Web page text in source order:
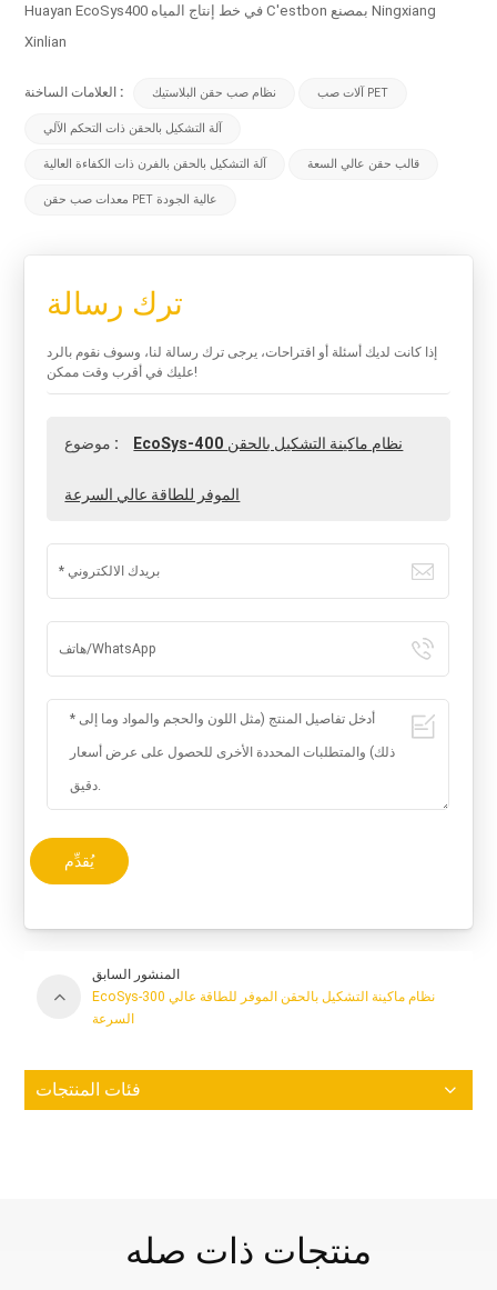
Huayan EcoSys400 في خط إنتاج المياه C'estbon بمصنع Ningxiang
Xinlian
العلامات الساخنة : نظام صب حقن البلاستيك آلات صب PET
آلة التشكيل بالحقن ذات التحكم الآلي
آلة التشكيل بالحقن بالفرن ذات الكفاءة العالية قالب حقن عالي السعة
معدات صب حقن PET عالية الجودة
ترك رسالة
إذا كانت لديك أسئلة أو اقتراحات، يرجى ترك رسالة لنا، وسوف نقوم بالرد
عليك في أقرب وقت ممكن!
موضوع : EcoSys-400 نظام ماكينة التشكيل بالحقن
الموفر للطاقة عالي السرعة
يُقدِّم
المنشور السابق
EcoSys-300 نظام ماكينة التشكيل بالحقن الموفر للطاقة عالي
السرعة
فئات المنتجات
منتجات ذات صله